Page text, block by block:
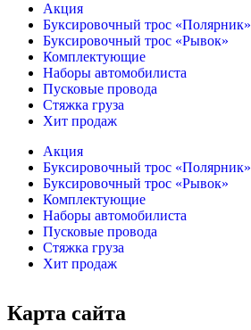
Акция
Буксировочный трос «Полярник»
Буксировочный трос «Рывок»
Комплектующие
Наборы автомобилиста
Пусковые провода
Стяжка груза
Хит продаж
Акция
Буксировочный трос «Полярник»
Буксировочный трос «Рывок»
Комплектующие
Наборы автомобилиста
Пусковые провода
Стяжка груза
Хит продаж
Карта сайта